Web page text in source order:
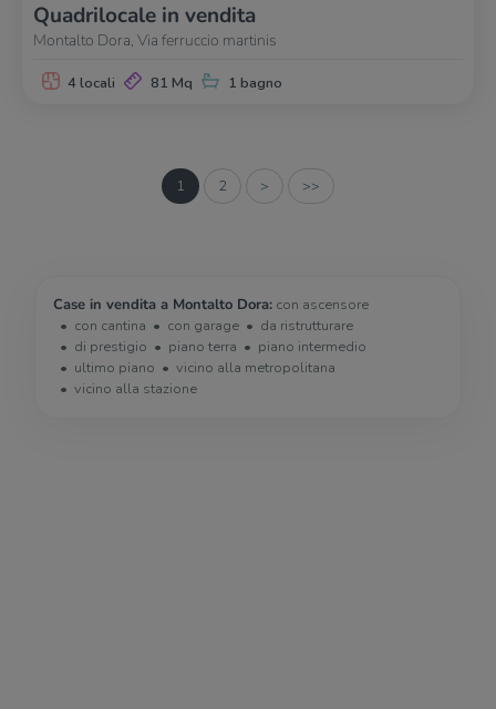
Quadrilocale in vendita
Montalto Dora, Via ferruccio martinis
4 locali 81 Mq 1 bagno
1 2 > >>
Case in vendita a Montalto Dora: con ascensore
con cantina
con garage
da ristrutturare
di prestigio
piano terra
piano intermedio
ultimo piano
vicino alla metropolitana
vicino alla stazione